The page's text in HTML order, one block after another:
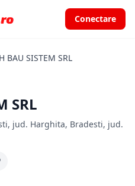
Conectare
BAU SISTEM SRL
SRL
jud. Harghita, Bradesti, jud.